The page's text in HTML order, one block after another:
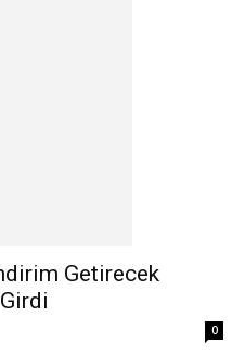
Getirecek
0